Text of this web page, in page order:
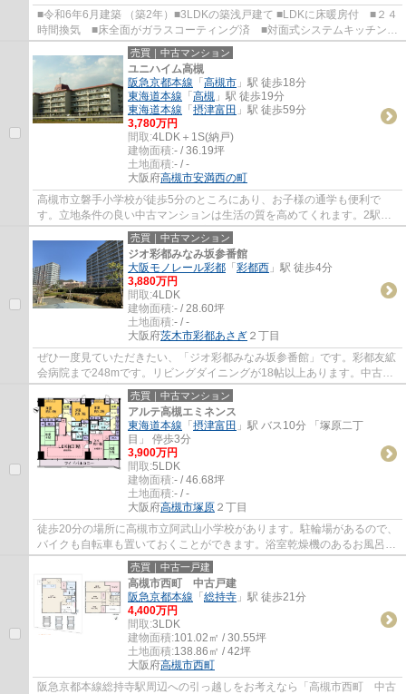
■令和6年6月建築 （築2年）■3LDKの築浅戸建て ■LDKに床暖房付 ■２４
時間換気 ■床全面がガラスコーティング済 ■対面式システムキッチン
■トイレ２ヶ所 ■阪急京都線「総持寺」駅徒歩...
売買｜中古マンション
ユニハイム高槻
阪急京都本線 「 高槻市 」駅 徒歩18分
東海道本線 「 高槻 」駅 徒歩19分
東海道本線 「 摂津富田 」駅 徒歩59分
3,780万円
間取:4LDK＋1S(納戸)
建物面積:- / 36.19坪
土地面積:- / -
大阪府高槻市安満西の町
高槻市立磐手小学校が徒歩5分のところにあり、お子様の通学も便利で
す。立地条件の良い中古マンションは生活の質を高めてくれます。2駅利
用できる場所にあるので利便性が高いです。新...
売買｜中古マンション
ジオ彩都みなみ坂参番館
大阪モノレール彩都 「 彩都西 」駅 徒歩4分
3,880万円
間取:4LDK
建物面積:- / 28.60坪
土地面積:- / -
大阪府茨木市彩都あさぎ ２丁目
ぜひ一度見ていただきたい、「ジオ彩都みなみ坂参番館」です。彩都友絋
会病院まで248mです。リビングダイニングが18帖以上あります。中古で
ありながら、室内もきれいな一押しのマンシ...
売買｜中古マンション
アルテ高槻エミネンス
東海道本線 「 摂津富田 」駅 バス10分 「塚原二丁
目」 停歩3分
3,900万円
間取:5LDK
建物面積:- / 46.68坪
土地面積:- / -
大阪府高槻市塚原 ２丁目
徒歩20分の場所に高槻市立阿武山小学校があります。駐輪場があるので、
バイクも自転車も置いておくことができます。浴室乾燥機のあるお風呂場
は洗濯物を干すときにも便利です。当社が...
売買｜中古一戸建
高槻市西町 中古戸建
阪急京都本線 「 総持寺 」駅 徒歩21分
4,400万円
間取:3LDK
建物面積:101.02㎡ / 30.55坪
土地面積:138.86㎡ / 42坪
大阪府高槻市西町
阪急京都本線総持寺駅周辺への引っ越しをお考えなら「高槻市西町 中古